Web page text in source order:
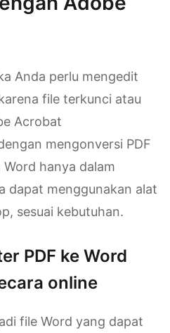
Anda perlu mengedit
file terkunci atau
Acrobat
mengonversi PDF
hanya dalam
dapat menggunakan alat
sesuai kebutuhan.
PDF ke Word
online
file Word yang dapat